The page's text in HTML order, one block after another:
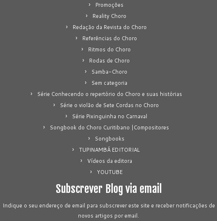
Promoções
Reality Choro
Redação da Revista do Choro
Referências do Choro
Ritmos do Choro
Rodas de Choro
Samba-Choro
Sem categoria
Série Conhecendo o repertório do Choro e suas histórias
Série o violão de Sete Cordas no Choro
Série Pixinguinha no Carnaval
Songbook do Choro Curitibano |Compositores
Songbooks
TUPINAMBÁ EDITORIAL
Vídeos da editora
YOUTUBE
Subscrever Blog via email
Indique o seu endereço de email para subscrever este site e receber notificações de
novos artigos por email.